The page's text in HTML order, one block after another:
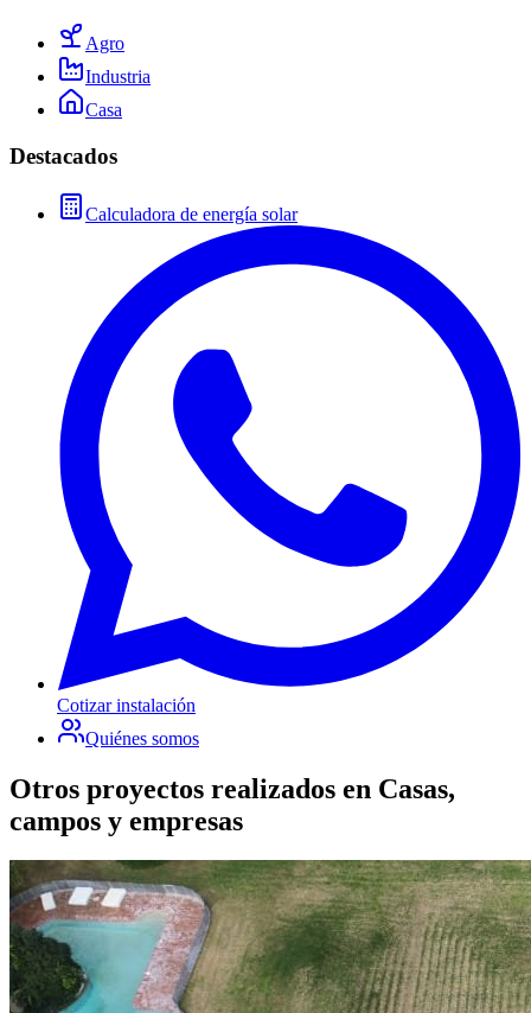
Agro
Industria
Casa
Destacados
Calculadora de energía solar
Cotizar instalación
Quiénes somos
Otros proyectos realizados en Casas,
campos y empresas